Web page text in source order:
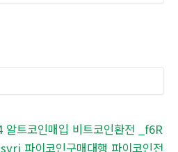
트코인매입 비트코인환전 _f6R
파이코인구매대행 파이코인전